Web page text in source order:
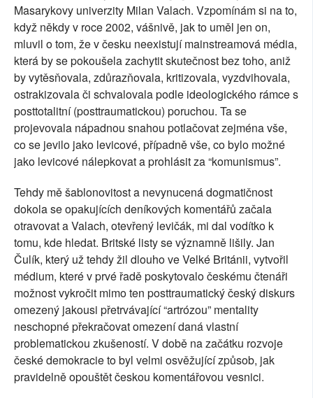
Masarykovy univerzity Milan Valach. Vzpomínám si na to,
když někdy v roce 2002, vášnivě, jak to uměl jen on,
mluvil o tom, že v česku neexistují mainstreamová média,
která by se pokoušela zachytit skutečnost bez toho, aniž
by vytěsňovala, zdůrazňovala, kritizovala, vyzdvihovala,
ostrakizovala či schvalovala podle ideologického rámce s
posttotalitní (posttraumatickou) poruchou. Ta se
projevovala nápadnou snahou potlačovat zejména vše,
co se jevilo jako levicové, případně vše, co bylo možné
jako levicové nálepkovat a prohlásit za “komunismus”.
Tehdy mě šablonovitost a nevynucená dogmatičnost
dokola se opakujících deníkových komentářů začala
otravovat a Valach, otevřený levičák, mi dal vodítko k
tomu, kde hledat. Britské listy se významně lišily. Jan
Čulík, který už tehdy žil dlouho ve Velké Británii, vytvořil
médium, které v prvé řadě poskytovalo českému čtenáři
možnost vykročit mimo ten posttraumatický český diskurs
omezený jakousi přetrvávající “artrózou” mentality
neschopné překračovat omezení daná vlastní
problematickou zkušeností. V době na začátku rozvoje
české demokracie to byl velmi osvěžující způsob, jak
pravidelně opouštět českou komentářovou vesnici.